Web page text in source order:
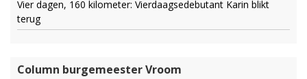
Vier dagen, 160 kilometer: Vierdaagsedebutant Karin blikt
terug
Column burgemeester Vroom